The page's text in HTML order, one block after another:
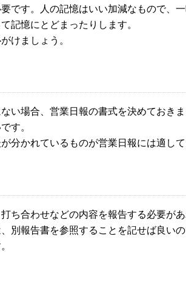
です。人の記憶はいい加減なもので、
記憶にとどまったりします。
けましょう。
い場合、営業日報の書式を決めておき
す。
分かれているものが営業日報には適して
ち合わせなどの内容を報告する必要が
別報告書を参照することを記せば良いの